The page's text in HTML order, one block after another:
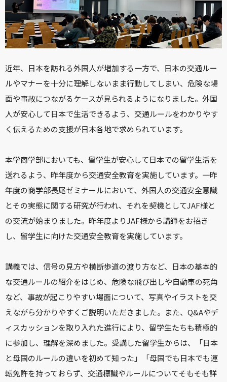
近年、日本を訪れる外国人が増加する一方で、日本の交通ルー
ルやマナーを十分に理解しないまま行動してしまい、危険な場
面や事故につながるケースが見られるようになりました。外国
人が安心して日本で生活できるよう、交通ルールをわかりやす
く伝えるための支援が日本各地で求められています。
本学商学部においても、留学生が安心して日本での留学生活を
送れるよう、昨年度から交通安全教育を実施しています。一昨
年度の商学部長尾ゼミナールにおいて、外国人の交通安全意識
とその実態に関する研究が行われ、それを契機としてJAF様と
の交流が始まりました。昨年度よりJAF様から講師をお招き
し、留学生に向けた交通安全教育を実施しています。
講義では、信号の見方や横断歩道の渡り方など、日本の基本的
な交通ルールの紹介をはじめ、危険な飛び出しや自動車の死角
など、事故が起こりやすい場面について、写真やイラストを交
えながら分かりやすくご説明いただきました。また、Q&Aやデ
ィスカッションを取り入れた進行により、留学生たちも積極的
に参加し、理解を深めました。受講した留学生からは、「日本
と母国のルールの違いを初めて知った」「母国でも日本でも運
転免許を持っておらず、交通標識やルールについてそもそも詳